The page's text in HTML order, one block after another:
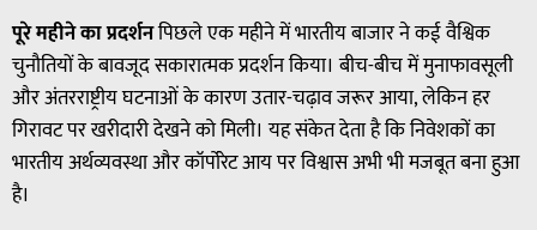
पूरे महीने का प्रदर्शनपिछले एक महीने में भारतीय बाजार ने कई वैश्विक
चुनौतियों के बावजूद सकारात्मक प्रदर्शन किया। बीच-बीच में मुनाफावसूली
और अंतरराष्ट्रीय घटनाओं के कारण उतार-चढ़ाव जरूर आया, लेकिन हर
गिरावट पर खरीदारी देखने को मिली। यह संकेत देता है कि निवेशकों का
भारतीय अर्थव्यवस्था और कॉर्पोरेट आय पर विश्वास अभी भी मजबूत बना हुआ
है।